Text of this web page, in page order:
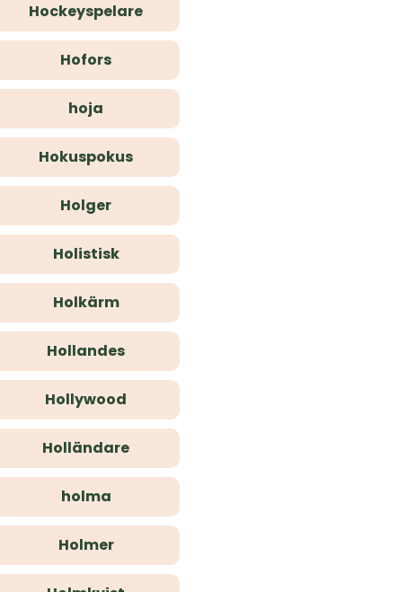
Hockeyspelare
Hofors
hoja
Hokuspokus
Holger
Holistisk
Holkärm
Hollandes
Hollywood
Holländare
holma
Holmer